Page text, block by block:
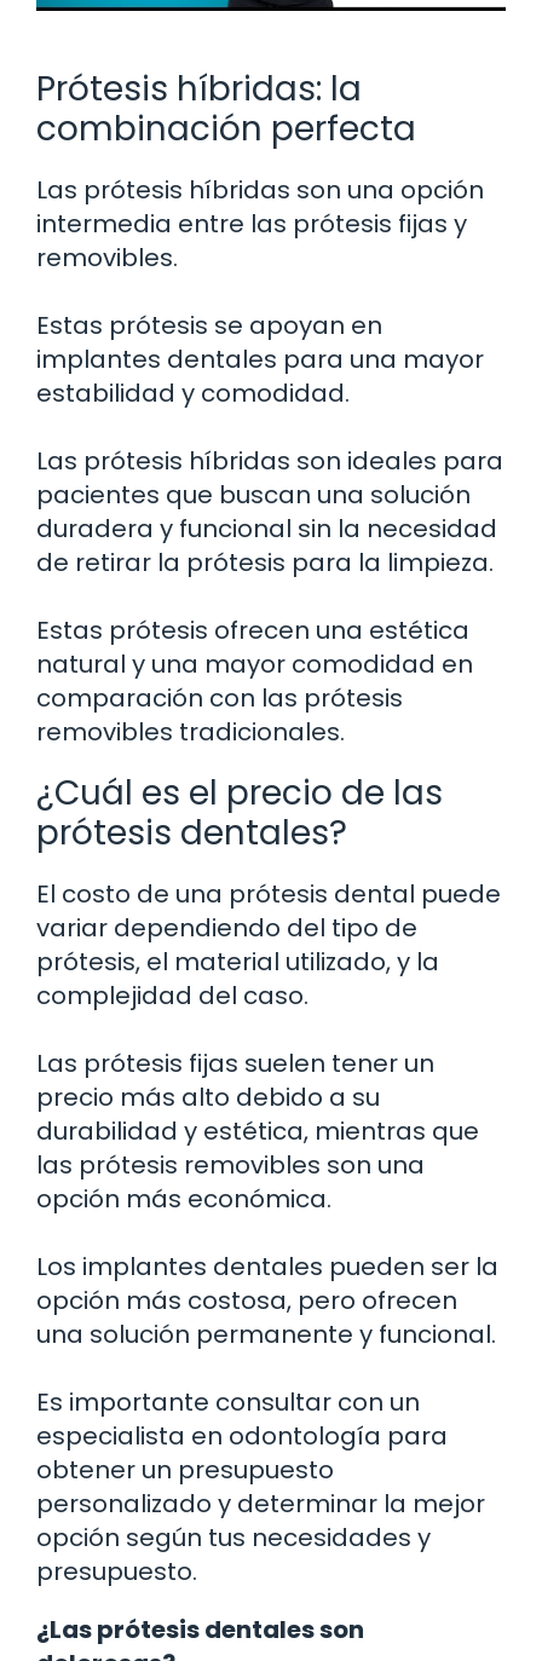
Prótesis híbridas: la
combinación perfecta
Las prótesis híbridas son una opción
intermedia entre las prótesis fijas y
removibles.
Estas prótesis se apoyan en
implantes dentales para una mayor
estabilidad y comodidad.
Las prótesis híbridas son ideales para
pacientes que buscan una solución
duradera y funcional sin la necesidad
de retirar la prótesis para la limpieza.
Estas prótesis ofrecen una estética
natural y una mayor comodidad en
comparación con las prótesis
removibles tradicionales.
¿Cuál es el precio de las
prótesis dentales?
El costo de una prótesis dental puede
variar dependiendo del tipo de
prótesis, el material utilizado, y la
complejidad del caso.
Las prótesis fijas suelen tener un
precio más alto debido a su
durabilidad y estética, mientras que
las prótesis removibles son una
opción más económica.
Los implantes dentales pueden ser la
opción más costosa, pero ofrecen
una solución permanente y funcional.
Es importante consultar con un
especialista en odontología para
obtener un presupuesto
personalizado y determinar la mejor
opción según tus necesidades y
presupuesto.
¿Las prótesis dentales son